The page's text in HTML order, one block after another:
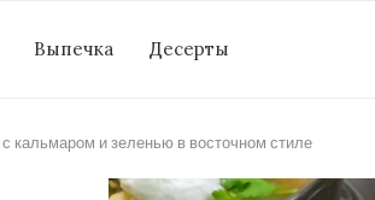
Выпечка Десерты
кальмаром и зеленью в восточном стиле